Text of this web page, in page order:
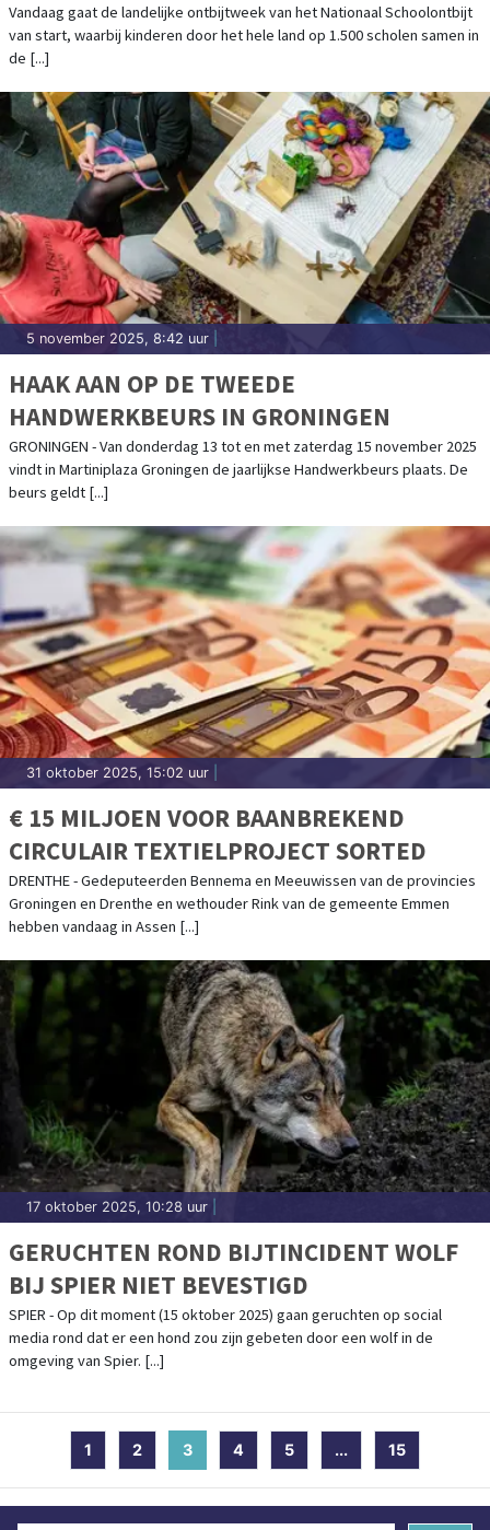
WEEK DOOR HET HELE LAND SAMEN OP
SCHOOL
Vandaag gaat de landelijke ontbijtweek van het Nationaal Schoolontbijt
van start, waarbij kinderen door het hele land op 1.500 scholen samen in
de [...]
5 november 2025, 8:42 uur
HAAK AAN OP DE TWEEDE
HANDWERKBEURS IN GRONINGEN
GRONINGEN - Van donderdag 13 tot en met zaterdag 15 november 2025
vindt in Martiniplaza Groningen de jaarlijkse Handwerkbeurs plaats. De
beurs geldt [...]
31 oktober 2025, 15:02 uur
€ 15 MILJOEN VOOR BAANBREKEND
CIRCULAIR TEXTIELPROJECT SORTED
DRENTHE - Gedeputeerden Bennema en Meeuwissen van de provincies
Groningen en Drenthe en wethouder Rink van de gemeente Emmen
hebben vandaag in Assen [...]
17 oktober 2025, 10:28 uur
GERUCHTEN ROND BIJTINCIDENT WOLF
BIJ SPIER NIET BEVESTIGD
SPIER - Op dit moment (15 oktober 2025) gaan geruchten op social
media rond dat er een hond zou zijn gebeten door een wolf in de
omgeving van Spier. [...]
1 2 3 (current)
4 5 ... 15